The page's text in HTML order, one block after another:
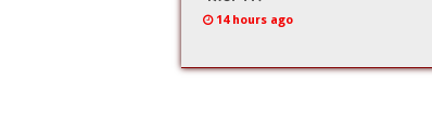
14 hours ago